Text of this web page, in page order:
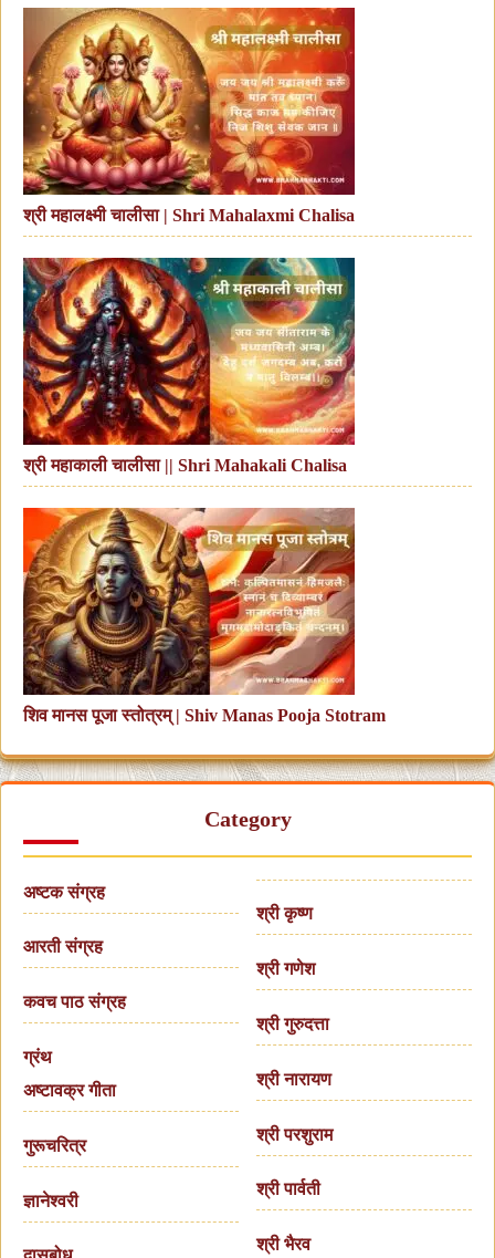
श्री महालक्ष्मी चालीसा | Shri Mahalaxmi Chalisa
श्री महाकाली चालीसा || Shri Mahakali Chalisa
शिव मानस पूजा स्तोत्रम् | Shiv Manas Pooja Stotram
Category
अष्टक संग्रह
आरती संग्रह
कवच पाठ संग्रह
ग्रंथ
अष्टावक्र गीता
गुरूचरित्र
ज्ञानेश्वरी
श्री कृष्ण
श्री गणेश
श्री गुरुदत्ता
श्री नारायण
श्री परशुराम
श्री पार्वती
श्री भैरव